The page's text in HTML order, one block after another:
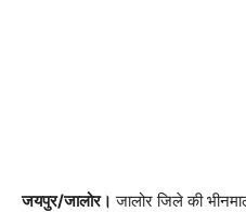
जयपुर/जालोर। जालोर जिले की